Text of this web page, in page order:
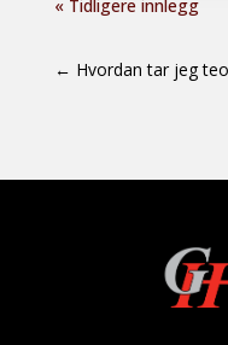
« Tidligere innlegg
← Hvordan tar jeg